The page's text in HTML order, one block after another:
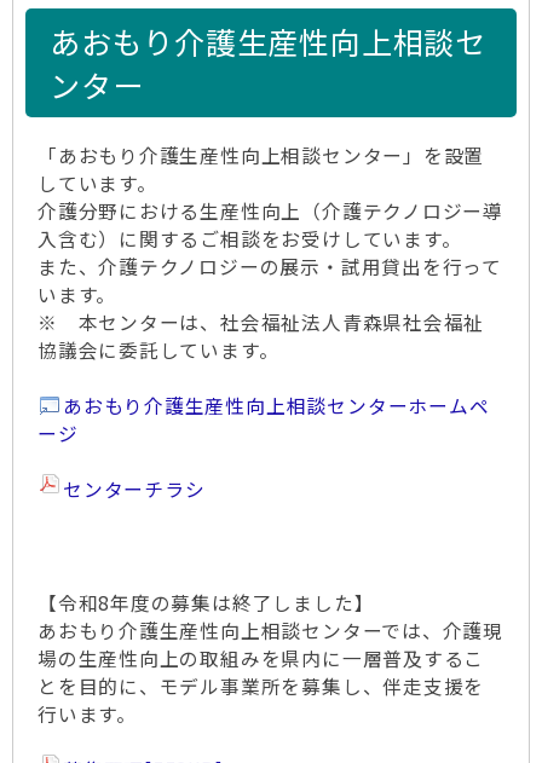
あおもり介護生産性向上相談セ
ンター
「あおもり介護生産性向上相談センター」を設置
しています。
介護分野における生産性向上（介護テクノロジー導
入含む）に関するご相談をお受けしています。
また、介護テクノロジーの展示・試用貸出を行って
います。
※ 本センターは、社会福祉法人青森県社会福祉
協議会に委託しています。
あおもり介護生産性向上相談センターホームペ
ージ
センターチラシ
【令和8年度の募集は終了しました】
あおもり介護生産性向上相談センターでは、介護現
場の生産性向上の取組みを県内に一層普及するこ
とを目的に、モデル事業所を募集し、伴走支援を
行います。